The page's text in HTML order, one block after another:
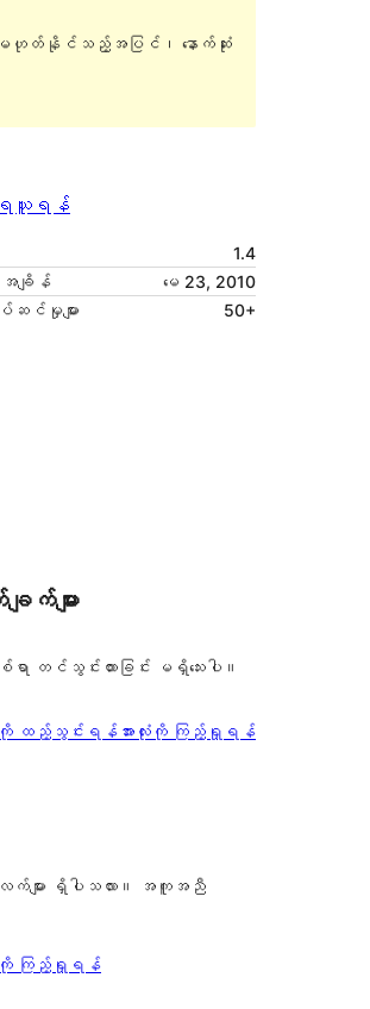
ဟုတ်နိုင်သည့်အပြင်၊ နောက်ဆုံး
ရယူရန်
1.4
အချိန်
မေ 23, 2010
ဆင်မှုများ
50+
များ
တင်သွင်းထားခြင်း မရှိသေးပါ။
ကို ထည့်သွင်းရန်သုံးသပ်
အားလုံးကို ကြည့်ရှုရန်
လက်များ ရှိပါသလား။ အကူအညီ
ကို ကြည့်ရှုရန်